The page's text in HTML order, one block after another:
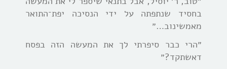
בחסיד שנתפתה על ידי הנסיכה יפת־התואר
מאמשינוב…״
״הרי כבר סיפרתי לך את המעשה הזה בפסח
דאשתקד?״